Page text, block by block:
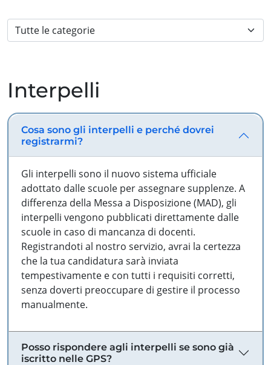
Interpelli
Cosa sono gli interpelli e perché dovrei
registrarmi?
Gli interpelli sono il nuovo sistema ufficiale
adottato dalle scuole per assegnare supplenze. A
differenza della Messa a Disposizione (MAD), gli
interpelli vengono pubblicati direttamente dalle
scuole in caso di mancanza di docenti.
Registrandoti al nostro servizio, avrai la certezza
che la tua candidatura sarà inviata
tempestivamente e con tutti i requisiti corretti,
senza doverti preoccupare di gestire il processo
manualmente.
Posso rispondere agli interpelli se sono già
iscritto nelle GPS?